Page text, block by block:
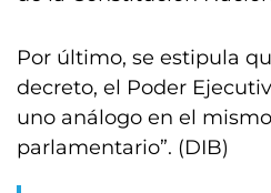
Por último, se estipula
decreto, el Poder
uno análogo en el
parlamentario”. (DIB)